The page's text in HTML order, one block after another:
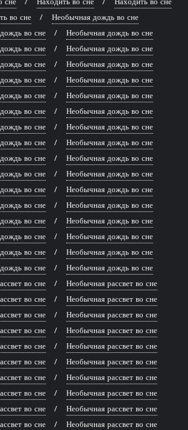
во сне
Необычная дождь во сне
во сне
Необычная дождь во сне
во сне
Необычная дождь во сне
во сне
Необычная дождь во сне
во сне
Необычная дождь во сне
во сне
Необычная дождь во сне
во сне
Необычная дождь во сне
во сне
Необычная дождь во сне
во сне
Необычная дождь во сне
во сне
Необычная дождь во сне
во сне
Необычная дождь во сне
во сне
Необычная дождь во сне
во сне
Необычная дождь во сне
во сне
Необычная дождь во сне
во сне
Необычная дождь во сне
во сне
Необычная дождь во сне
во сне
Необычная дождь во сне
во сне
Необычная рассвет во сне
во сне
Необычная рассвет во сне
во сне
Необычная рассвет во сне
во сне
Необычная рассвет во сне
во сне
Необычная рассвет во сне
во сне
Необычная рассвет во сне
во сне
Необычная рассвет во сне
во сне
Необычная рассвет во сне
во сне
Необычная рассвет во сне
во сне
Необычная рассвет во сне